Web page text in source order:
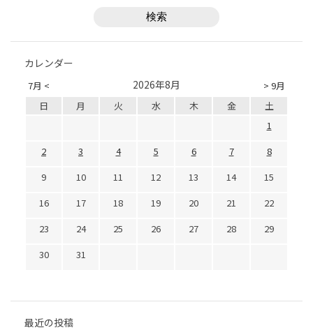
カレンダー
7月 < > 9月
2026年8月
日 月 火 水 木 金
土
1
2
3 4 5 6 7
8
9
10 11 12 13 14
15
16
17 18 19 20 21
22
23
24 25 26 27 28
29
30
31
最近の投稿